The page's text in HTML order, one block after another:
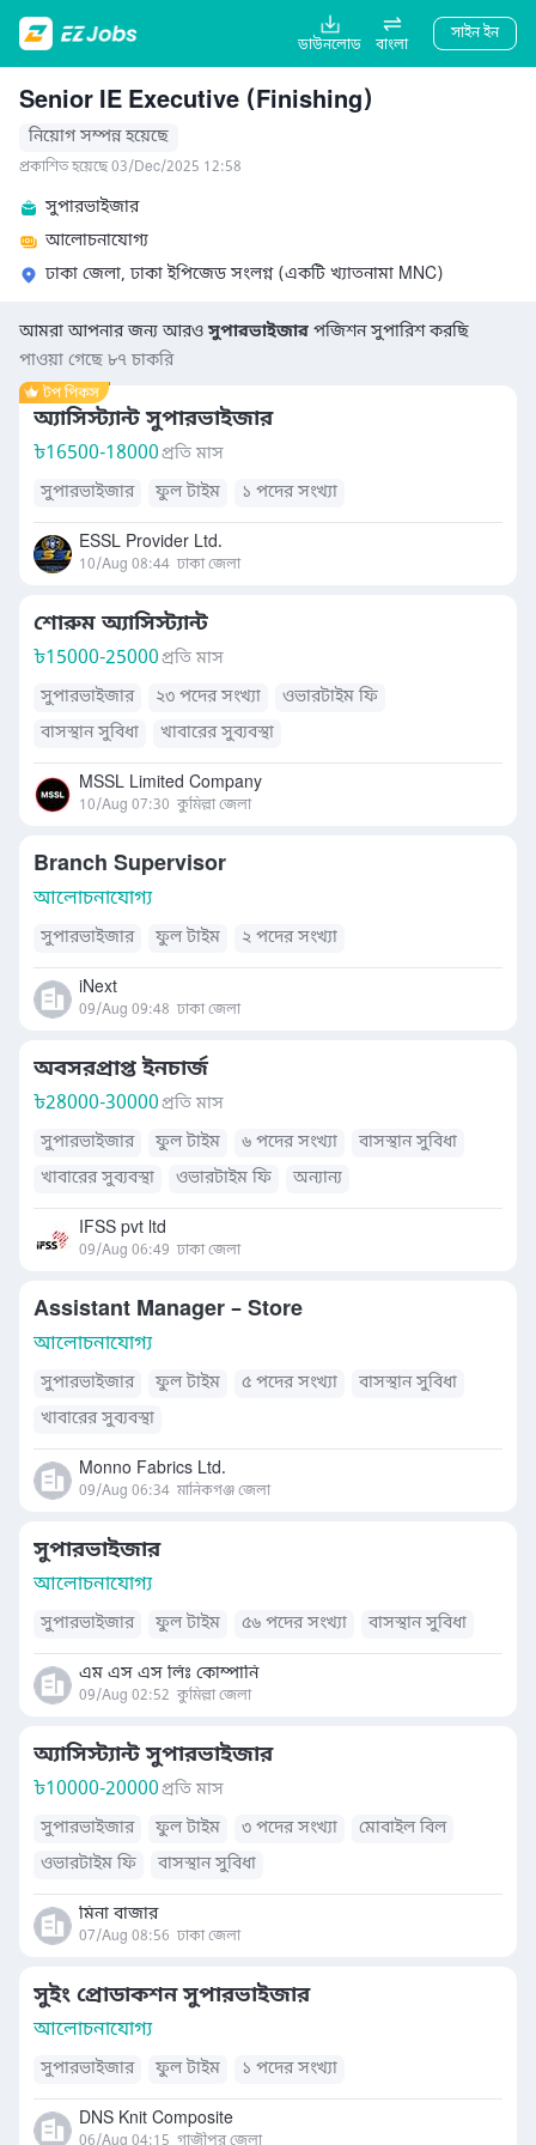
ডাউনলোড বাংলা
সাইন ইন
Senior IE Executive (Finishing)
নিয়োগ সম্পন্ন হয়েছে
প্রকাশিত হয়েছে 03/Dec/2025 12:58
সুপারভাইজার
আলোচনাযোগ্য
ঢাকা জেলা, ঢাকা ইপিজেড সংলগ্ন (একটি খ্যাতনামা MNC)
আমরা আপনার জন্য আরওসুপারভাইজার পজিশন সুপারিশ করছি
পাওয়া গেছে ৮৭ চাকরি
অ্যাসিস্ট্যান্ট সুপারভাইজার
৳16500-18000প্রতি মাস
সুপারভাইজার
ফুল টাইম ১ পদের সংখ্যা
ESSL Provider Ltd.
10/Aug 08:44 ঢাকা জেলা
শোরুম অ্যাসিস্ট্যান্ট
৳15000-25000প্রতি মাস
সুপারভাইজার
২৩ পদের সংখ্যা
ওভারটাইম ফি
বাসস্থান সুবিধা
খাবারের সুব্যবস্থা
MSSL Limited Company
10/Aug 07:30 কুমিল্লা জেলা
Branch Supervisor
আলোচনাযোগ্য
সুপারভাইজার ফুল টাইম ২ পদের সংখ্যা
iNext
09/Aug 09:48 ঢাকা জেলা
অবসরপ্রাপ্ত ইনচার্জ
৳28000-30000প্রতি মাস
সুপারভাইজার
ফুল টাইম ৬ পদের সংখ্যা
বাসস্থান সুবিধা
খাবারের সুব্যবস্থা
ওভারটাইম ফি অন্যান্য
IFSS pvt ltd
09/Aug 06:49 ঢাকা জেলা
Assistant Manager – Store
আলোচনাযোগ্য
সুপারভাইজার ফুল টাইম ৫ পদের সংখ্যা
বাসস্থান সুবিধা
খাবারের সুব্যবস্থা
Monno Fabrics Ltd.
09/Aug 06:34 মানিকগঞ্জ জেলা
সুপারভাইজার
আলোচনাযোগ্য
সুপারভাইজার ফুল টাইম ৫৬ পদের সংখ্যা বাসস্থান সুবিধা
এম এস এস লিঃ কোম্পানি
09/Aug 02:52 কুমিল্লা জেলা
অ্যাসিস্ট্যান্ট সুপারভাইজার
৳10000-20000প্রতি মাস
সুপারভাইজার
ফুল টাইম ৩ পদের সংখ্যা
মোবাইল বিল
ওভারটাইম ফি
বাসস্থান সুবিধা
মিনা বাজার
07/Aug 08:56 ঢাকা জেলা
সুইং প্রোডাকশন সুপারভাইজার
আলোচনাযোগ্য
সুপারভাইজার ফুল টাইম ১ পদের সংখ্যা
DNS Knit Composite